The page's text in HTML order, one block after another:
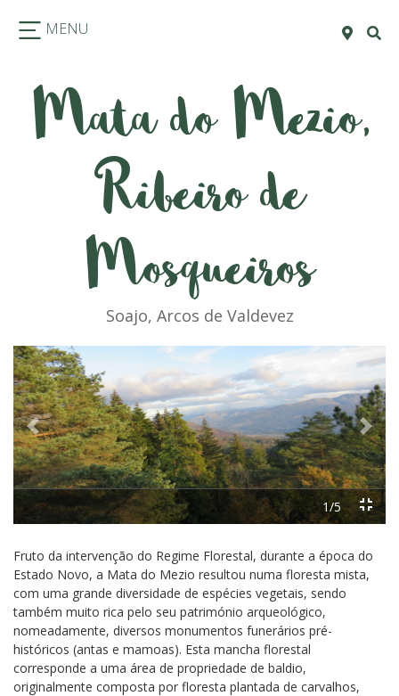
MENU
Mata do Mezio,
Ribeiro de
Mosqueiros
Soajo, Arcos de Valdevez
1/5
Previous Next
Fruto da intervenção do Regime Florestal, durante a época do
Estado Novo, a Mata do Mezio resultou numa floresta mista,
com uma grande diversidade de espécies vegetais, sendo
também muito rica pelo seu património arqueológico,
nomeadamente, diversos monumentos funerários pré-
históricos (antas e mamoas). Esta mancha florestal
corresponde a uma área de propriedade de baldio,
originalmente composta por floresta plantada de carvalhos,